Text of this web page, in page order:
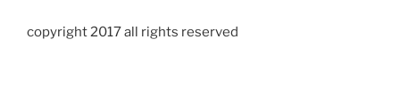
copyright 2017 all rights reserved